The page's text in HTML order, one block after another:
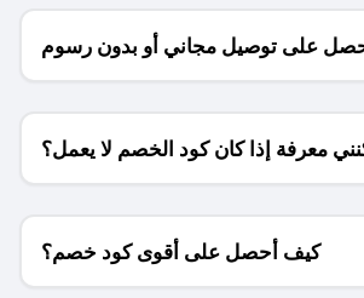
على توصيل مجاني أو بدون رسوم
الشحن ؟
معرفة إذا كان كود الخصم لا يعمل؟
كيف أحصل على أقوى كود خصم؟